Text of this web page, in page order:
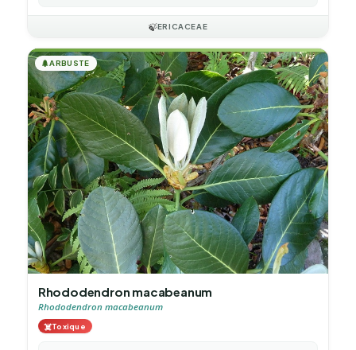
🍃ERICACEAE
🌲ARBUSTE
Rhododendron macabeanum
Rhododendron macabeanum
☠️Toxique